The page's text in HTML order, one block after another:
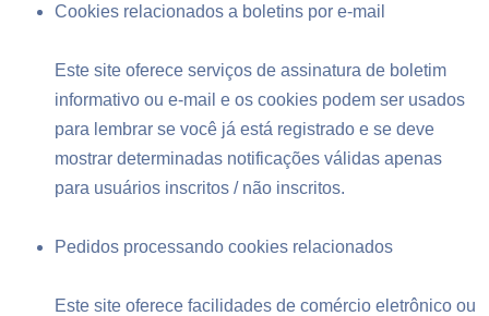
Cookies relacionados a boletins por e-mail
Este site oferece serviços de assinatura de boletim
informativo ou e-mail e os cookies podem ser usados
para lembrar se você já está registrado e se deve
mostrar determinadas notificações válidas apenas
para usuários inscritos / não inscritos.
Pedidos processando cookies relacionados
Este site oferece facilidades de comércio eletrônico ou